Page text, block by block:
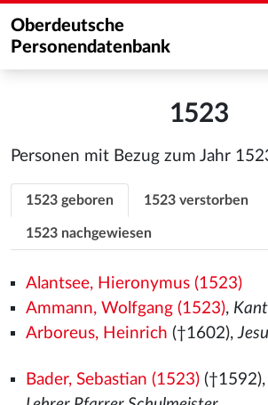
Oberdeutsche
Personendatenbank
1523
Personen mit Bezug zum Jahr
1523 geboren 1523 verstorben
1523 nachgewiesen
Alantsee, Hieronymus (1523)
Ammann, Wolfgang (1523),
Arboreus, Heinrich (†1602),
Bader, Sebastian (1523)(†1592),